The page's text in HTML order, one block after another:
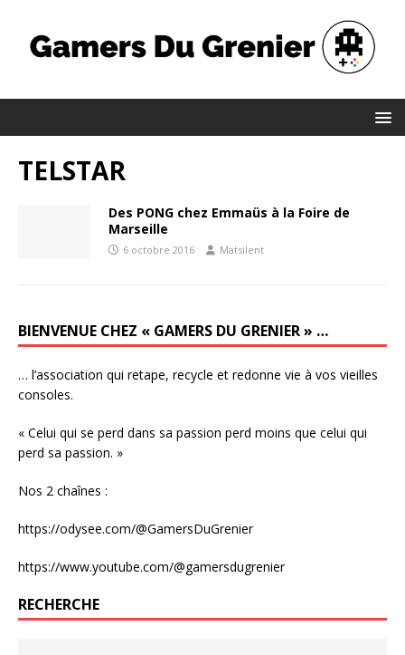
TELSTAR
Des PONG chez Emmaüs à la Foire de
Marseille
6 octobre 2016 Matsilent
BIENVENUE CHEZ « GAMERS DU GRENIER » …
… l’association qui retape, recycle et redonne vie à vos vieilles
consoles.
« Celui qui se perd dans sa passion perd moins que celui qui
perd sa passion. »
Nos 2 chaînes :
https://odysee.com/@GamersDuGrenier
https://www.youtube.com/@gamersdugrenier
RECHERCHE